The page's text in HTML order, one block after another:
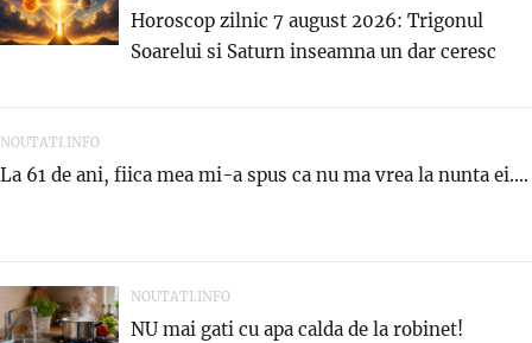
Horoscop zilnic 7 august 2026: Trigonul
Soarelui si Saturn inseamna un dar ceresc
NOUTATI.INFO
La 61 de ani, fiica mea mi-a spus ca nu ma vrea la nunta ei....
NOUTATI.INFO
NU mai gati cu apa calda de la robinet!